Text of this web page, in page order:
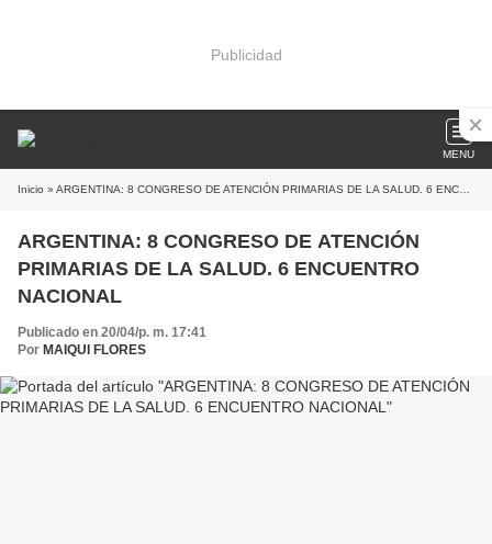
Publicidad
MENU
Inicio » ARGENTINA: 8 CONGRESO DE ATENCIÓN PRIMARIAS DE LA SALUD. 6 ENCUENTRO NACIONAL
ARGENTINA: 8 CONGRESO DE ATENCIÓN
PRIMARIAS DE LA SALUD. 6 ENCUENTRO
NACIONAL
Publicado en 20/04/p. m. 17:41
Por MAIQUI FLORES